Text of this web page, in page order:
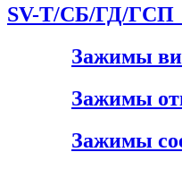
SV-T/СБ/ГД/ГСП
Зажимы
Зажимы
Зажимы